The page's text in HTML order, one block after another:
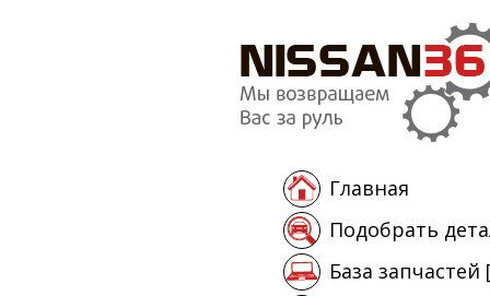
Главная
Подобрать
База запчастей